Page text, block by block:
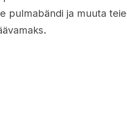
pulmabändi ja muuta teie